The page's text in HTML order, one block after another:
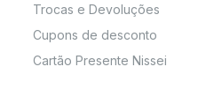
Trocas e Devoluções
Cupons de desconto
Cartão Presente Nissei